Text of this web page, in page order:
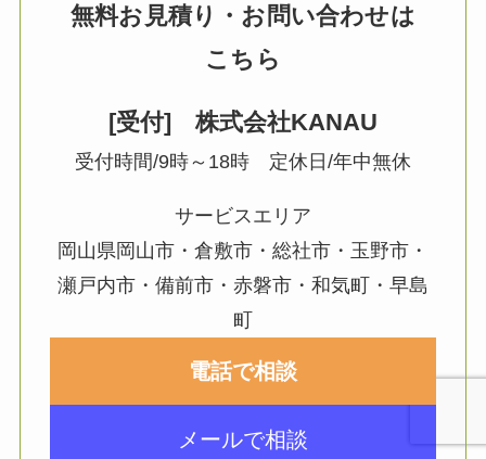
無料お見積り・お問い合わせは
こちら
[受付] 株式会社KANAU
受付時間/9時～18時 定休日/年中無休
サービスエリア
岡山県岡山市・倉敷市・総社市・玉野市・
瀬戸内市・備前市・赤磐市・和気町・早島
町
電話で相談
メールで相談